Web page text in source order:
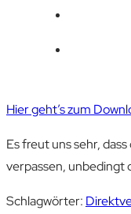
Hier geht’s zum
Es freut uns sehr,
verpassen, unbedingt
Schlagwörter: